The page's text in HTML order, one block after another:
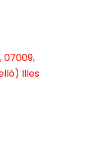
07009,
Illes